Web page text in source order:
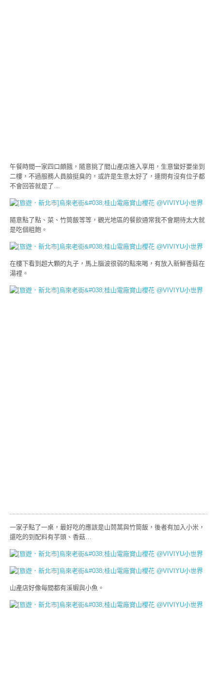
午餐時間一家四口頗餓，隨意挑了間山產店進入享用，生意蠻好要坐到
二樓，不過服務人員臉挺臭的，或許是生意太好了，連問有沒有位子都
不會回答就是了…
隨意點了點、菜、竹筒飯等等，觀光地區的餐飲通常我不會期待太大就
是吃個粗飽。
在樓下看到超大顆的丸子，馬上腦波很弱的點來喝，有放入新鮮香菇在
湯裡。
一家子點了一桌，最好吃的應該是山茼蒿與竹筒飯，後者有加入小米，
還吃的到配料有芋頭、香菇…
山產店好像每間都有溪蝦與小魚。